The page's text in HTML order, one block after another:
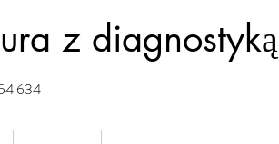
z diagnostyką
634